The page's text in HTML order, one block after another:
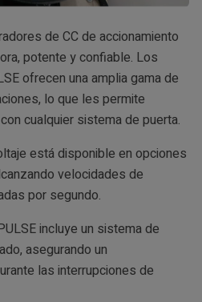
de CC de accionamiento
potente y confiable. Los
ofrecen una amplia gama de
lo que les permite
cualquier sistema de puerta.
está disponible en opciones
velocidades de
por segundo.
incluye un sistema de
asegurando un
las interrupciones de